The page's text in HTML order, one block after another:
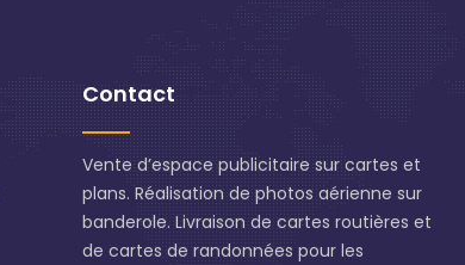
Contact
Vente d’espace publicitaire sur cartes et
plans. Réalisation de photos aérienne sur
banderole. Livraison de cartes routières et
de cartes de randonnées pour les